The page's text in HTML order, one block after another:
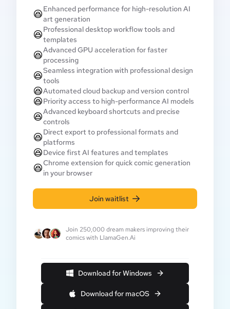
Enhanced performance for high-resolution AI
art generation
Professional desktop workflow tools and
templates
Advanced GPU acceleration for faster
processing
Seamless integration with professional design
tools
Automated cloud backup and version control
Priority access to high-performance AI models
Advanced keyboard shortcuts and precise
controls
Direct export to professional formats and
platforms
Device first AI features and templates
Chrome extension for quick comic generation
in your browser
Join waitlist
Join 250,000 dream makers improving their
comics with LlamaGen.Ai
Download for Windows
Download for macOS